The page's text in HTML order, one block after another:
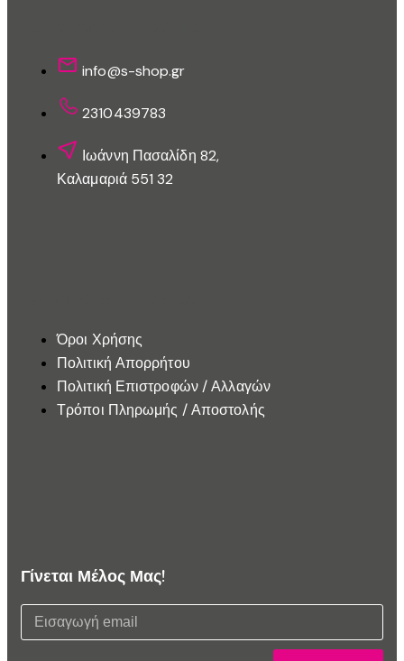
info@s-shop.gr
2310439783
Ιωάννη Πασαλίδη 82,
Καλαμαριά 551 32
Όροι Χρήσης
Πολιτική Απορρήτου
Πολιτική Επιστροφών / Αλλαγών
Τρόποι Πληρωμής / Αποστολής
Γίνεται Μέλος Μας!